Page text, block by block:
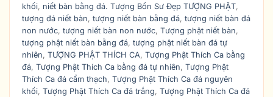
khối, niết bàn bằng đá. Tượng Bổn Sư Đẹp TƯỢNG PHẬT,
tượng đá niết bàn, tượng niết bàn bằng đá, tượng niết bàn đá
non nước, tượng niết bàn non nước, Tượng phật niết bàn,
tượng phật niết bàn bằng đá, tượng phật niết bàn đá tự
nhiên, TƯỢNG PHẬT THÍCH CA, Tượng Phật Thích Ca bằng
đá, Tượng Phật Thích Ca bằng đá tự nhiên, Tượng Phật
Thích Ca đá cẩm thạch, Tượng Phật Thích Ca đá nguyên
khối, Tượng Phật Thích Ca đá trắng, Tượng Phật Thích Ca đá